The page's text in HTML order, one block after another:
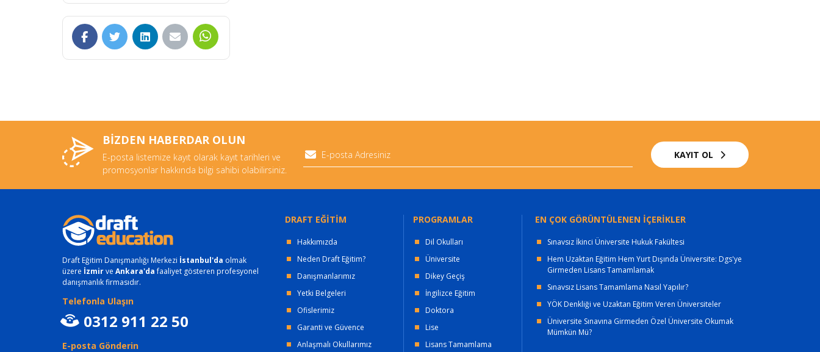
BİZDEN HABERDAR OLUN
E-posta listemize kayıt olarak kayıt tarihleri ve
promosyonlar hakkında bilgi sahibi olabilirsiniz.
KAYIT OL
Draft Eğitim Danışmanlığı Merkezi İstanbul'da olmak
üzere İzmirve Ankara'dafaaliyet gösteren profesyonel
danışmanlık firmasıdır.
Telefonla Ulaşın
0312 911 22 50
E-posta Gönderin
DRAFT EĞİTİM
Hakkımızda
Neden Draft Eğitim?
Danışmanlarımız
Yetki Belgeleri
Ofislerimiz
Garanti ve Güvence
Anlaşmalı Okullarımız
PROGRAMLAR
Dil Okulları
Üniversite
Dikey Geçiş
İngilizce Eğitim
Doktora
Lise
Lisans Tamamlama
EN ÇOK GÖRÜNTÜLENEN İÇERİKLER
Sınavsız İkinci Üniversite Hukuk Fakültesi
Hem Uzaktan Eğitim Hem Yurt Dışında Üniversite: Dgs'ye
Girmeden Lisans Tamamlamak
Sınavsız Lisans Tamamlama Nasıl Yapılır?
YÖK Denkliği ve Uzaktan Eğitim Veren Üniversiteler
Üniversite Sınavına Girmeden Özel Üniversite Okumak
Mümkün Mü?